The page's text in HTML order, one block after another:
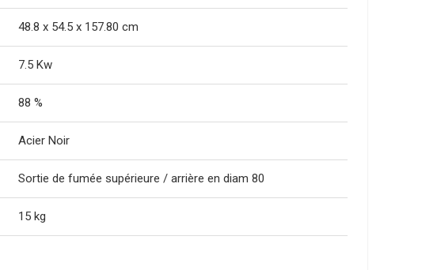
48.8 x 54.5 x 157.80 cm
7.5 Kw
88 %
Acier Noir
Sortie de fumée supérieure / arrière en diam 80
15 kg